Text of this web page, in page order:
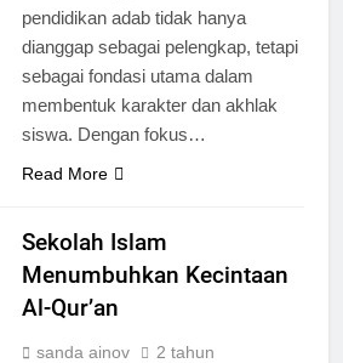
pendidikan adab tidak hanya
dianggap sebagai pelengkap, tetapi
sebagai fondasi utama dalam
membentuk karakter dan akhlak
siswa. Dengan fokus…
Read More
Sekolah Islam
Menumbuhkan Kecintaan
Al-Qur’an
sanda ainov
2 tahun